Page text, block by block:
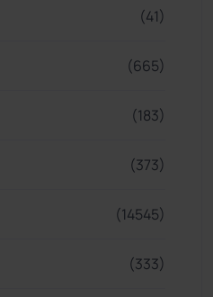
(41)
(665)
(183)
(373)
(14545)
(333)